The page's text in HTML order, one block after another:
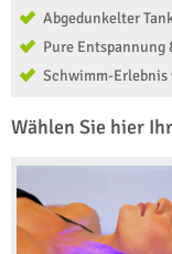
Abgedunkelter
Pure
Schwimm-Erlebnis
Wählen Sie hier